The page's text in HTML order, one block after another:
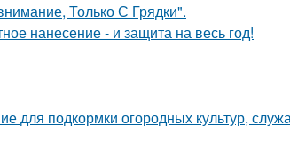
Только С Грядки".
нанесение - и защита на весь год!
для подкормки огородных культур,